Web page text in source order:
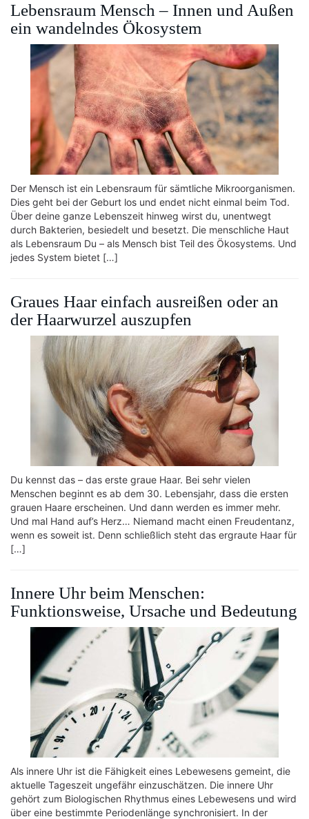
Lebensraum Mensch – Innen und Außen
ein wandelndes Ökosystem
Der Mensch ist ein Lebensraum für sämtliche Mikroorganismen.
Dies geht bei der Geburt los und endet nicht einmal beim Tod.
Über deine ganze Lebenszeit hinweg wirst du, unentwegt
durch Bakterien, besiedelt und besetzt. Die menschliche Haut
als Lebensraum Du – als Mensch bist Teil des Ökosystems. Und
jedes System bietet […]
Graues Haar einfach ausreißen oder an
der Haarwurzel auszupfen
Du kennst das – das erste graue Haar. Bei sehr vielen
Menschen beginnt es ab dem 30. Lebensjahr, dass die ersten
grauen Haare erscheinen. Und dann werden es immer mehr.
Und mal Hand auf’s Herz… Niemand macht einen Freudentanz,
wenn es soweit ist. Denn schließlich steht das ergraute Haar für
[…]
Innere Uhr beim Menschen:
Funktionsweise, Ursache und Bedeutung
Als innere Uhr ist die Fähigkeit eines Lebewesens gemeint, die
aktuelle Tageszeit ungefähr einzuschätzen. Die innere Uhr
gehört zum Biologischen Rhythmus eines Lebewesens und wird
über eine bestimmte Periodenlänge synchronisiert. In der